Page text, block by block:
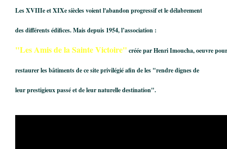
Les XVIIIe et XIXe siècles voient l'abandon progressif et le délabrement
des différents édifices. Mais depuis 1954, l’association :
"Les Amis de la Sainte Victoire" créée par Henri Imoucha, oeuvre pour
restaurer les bâtiments de ce site privilégié afin de les "rendre dignes de
leur prestigieux passé et de leur naturelle destination".